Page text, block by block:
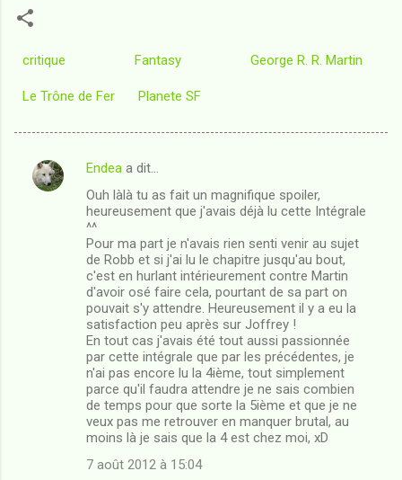
critique Fantasy George R. R. Martin
Le Trône de Fer Planete SF
C
Endea a dit…
Ouh làlà tu as fait un magnifique spoiler,
heureusement que j'avais déjà lu cette Intégrale
^^
Pour ma part je n'avais rien senti venir au sujet
de Robb et si j'ai lu le chapitre jusqu'au bout,
c'est en hurlant intérieurement contre Martin
d'avoir osé faire cela, pourtant de sa part on
pouvait s'y attendre. Heureusement il y a eu la
satisfaction peu après sur Joffrey !
En tout cas j'avais été tout aussi passionnée
par cette intégrale que par les précédentes, je
n'ai pas encore lu la 4ième, tout simplement
parce qu'il faudra attendre je ne sais combien
de temps pour que sorte la 5ième et que je ne
veux pas me retrouver en manquer brutal, au
moins là je sais que la 4 est chez moi, xD
7 août 2012 à 15:04